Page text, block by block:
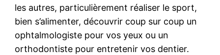
les autres, particulièrement réaliser le sport,
bien s’alimenter, découvrir coup sur coup un
ophtalmologiste pour vos yeux ou un
orthodontiste pour entretenir vos dentier.